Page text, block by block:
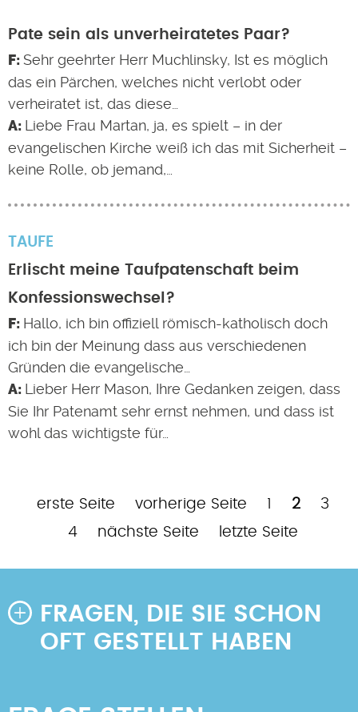
Pate sein als unverheiratetes Paar?
Sehr geehrter Herr Muchlinsky, Ist es möglich
das ein Pärchen, welches nicht verlobt oder
verheiratet ist, das diese…
Liebe Frau Martan, ja, es spielt – in der
evangelischen Kirche weiß ich das mit Sicherheit –
keine Rolle, ob jemand,…
TAUFE
Erlischt meine Taufpatenschaft beim
Konfessionswechsel?
Hallo, ich bin offiziell römisch-katholisch doch
ich bin der Meinung dass aus verschiedenen
Gründen die evangelische…
Lieber Herr Mason, Ihre Gedanken zeigen, dass
Sie Ihr Patenamt sehr ernst nehmen, und dass ist
wohl das wichtigste für…
Seitennummerierung
Erste
Seite
erste Seite
Vorherige
Seite
vorherige Seite Page
1
Aktuelle
Seite
2 3
4
Nächste
nächste Seite
Letzte
letzte Seite
FRAGEN, DIE SIE SCHON
OFT GESTELLT HABEN